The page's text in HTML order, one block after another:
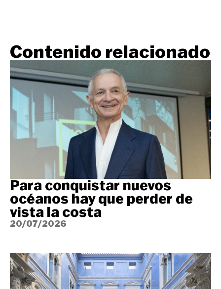
Contenido relacionado
Para conquistar nuevos
océanos hay que perder de
vista la costa
20/07/2026